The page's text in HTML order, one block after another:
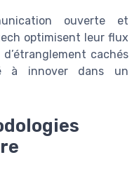
ouverte et
optimisent leur flux
cachés
à innover dans un